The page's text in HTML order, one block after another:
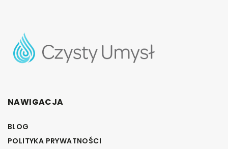
NAWIGACJA
BLOG
POLITYKA PRYWATNOŚCI